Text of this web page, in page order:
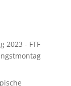
2023 - FTF